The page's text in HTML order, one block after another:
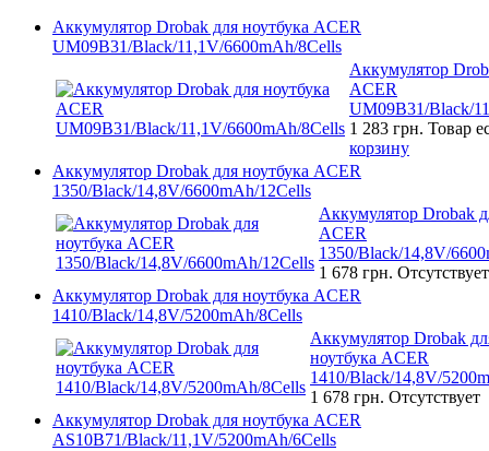
Аккумулятор Drobak для ноутбука ACER
UM09B31/Black/11,1V/6600mAh/8Cells
Аккумулятор
ACER
UM09B31/Black/
1 283 грн. Товар
корзину
Аккумулятор Drobak для ноутбука ACER
1350/Black/14,8V/6600mAh/12Cells
Аккумулятор Drobak
ACER
1350/Black/14,8V/
1 678 грн. Отсутствует
Аккумулятор Drobak для ноутбука ACER
1410/Black/14,8V/5200mAh/8Cells
Аккумулятор Drobak
ноутбука ACER
1410/Black/14,8V/
1 678 грн. Отсутствует
Аккумулятор Drobak для ноутбука ACER
AS10B71/Black/11,1V/5200mAh/6Cells